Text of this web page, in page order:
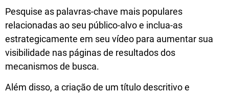
Pesquise as palavras-chave mais populares
relacionadas ao seu público-alvo e inclua-as
estrategicamente em seu vídeo para aumentar sua
visibilidade nas páginas de resultados dos
mecanismos de busca.
Além disso, a criação de um título descritivo e